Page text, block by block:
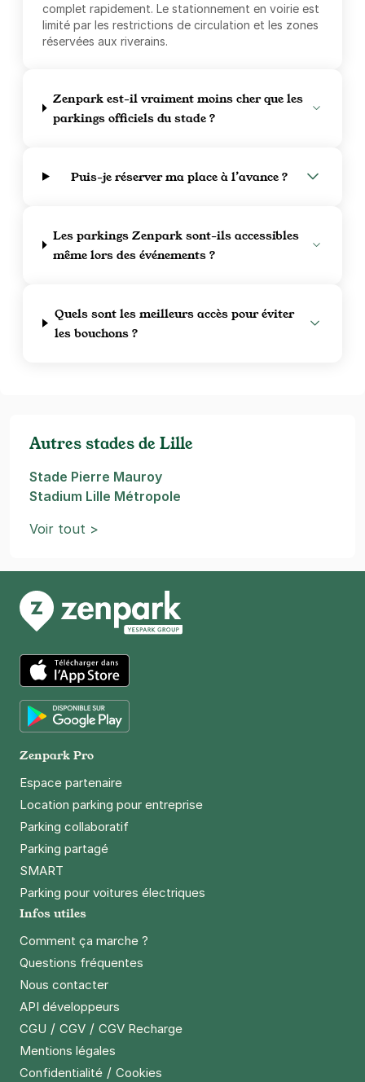
complet rapidement. Le stationnement en voirie est
limité par les restrictions de circulation et les zones
réservées aux riverains.
Zenpark est-il vraiment moins cher que les
parkings officiels du stade ?
Puis-je réserver ma place à l’avance ?
Les parkings Zenpark sont-ils accessibles
même lors des événements ?
Quels sont les meilleurs accès pour éviter
les bouchons ?
Autres stades de Lille
Stade Pierre Mauroy
Stadium Lille Métropole
Voir tout >
App Store
Zenpark Pro
Espace partenaire
Location parking pour entreprise
Parking collaboratif
Parking partagé
SMART
Parking pour voitures électriques
Infos utiles
Comment ça marche ?
Questions fréquentes
Nous contacter
API développeurs
CGU / CGV / CGV Recharge
Mentions légales
Confidentialité / Cookies